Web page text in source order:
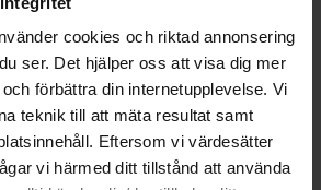
cookies och riktad annonsering
ser. Det hjälper oss att visa dig mer
förbättra din internetupplevelse. Vi
teknik till att mäta resultat samt
Eftersom vi värdesätter
vi härmed ditt tillstånd att använda
produkter